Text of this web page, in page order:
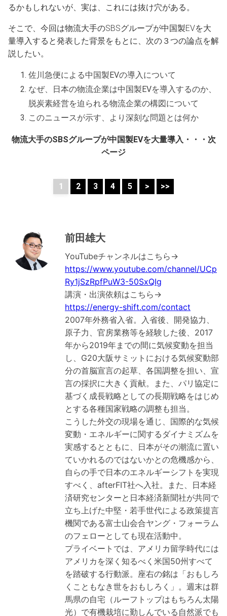
るかもしれないが、実は、これには抜け穴がある。
そこで、今回は物流大手のSBSグループが中国製EVを大
量導入すると発表した背景をもとに、次の３つの論点を解
説したい。
佐川急便による中国製EVの導入について
なぜ、日本の物流企業は中国製EVを導入するのか、
脱炭素経営を迫られる物流企業の構図について
このニュースが示す、より深刻な問題とは何か
物流大手のSBSグループが中国製EVを大量導入・・・次
ページ
1 2 3 4 5 > >>
前田雄大
YouTubeチャンネルはこちら→
https://www.youtube.com/channel/UCp
Ry1jSzRpfPuW3-50SxQIg
講演・出演依頼はこちら→
https://energy-shift.com/contact
2007年外務省入省。入省後、開発協力、
原子力、官房業務等を経験した後、2017
年から2019年までの間に気候変動を担当
し、G20大阪サミットにおける気候変動部
分の首脳宣言の起草、各国調整を担い、宣
言の採択に大きく貢献。また、パリ協定に
基づく成長戦略としての長期戦略をはじめ
とする各種国家戦略の調整も担当。
こうした外交の現場を通じ、国際的な気候
変動・エネルギーに関するダイナミズムを
実感するとともに、日本がその潮流に置い
ていかれるのではないかとの危機感から、
自らの手で日本のエネルギーシフトを実現
すべく、afterFIT社へ入社。また、日本経
済研究センターと日本経済新聞社が共同で
立ち上げた中堅・若手世代による政策提言
機関である富士山会合ヤング・フォーラム
のフェローとしても現在活動中。
プライベートでは、アメリカ留学時代には
アメリカを深く知るべく米国50州すべて
を踏破する行動派。座右の銘は「おもしろ
くこともなき世をおもしろく」。週末は群
馬県の自宅（ルーフトップはもちろん太陽
光）で有機栽培に勤しんでいる自然派でも